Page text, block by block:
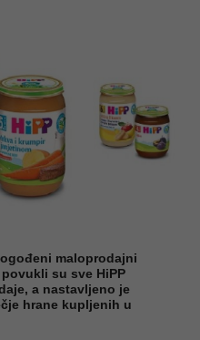
maloprodajni
su sve HiPP
a nastavljeno je
hrane kupljenih u